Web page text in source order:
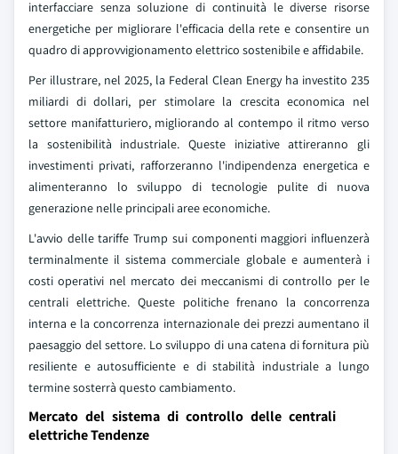
interfacciare senza soluzione di continuità le diverse risorse
energetiche per migliorare l'efficacia della rete e consentire un
quadro di approvvigionamento elettrico sostenibile e affidabile.
Per illustrare, nel 2025, la Federal Clean Energy ha investito 235
miliardi di dollari, per stimolare la crescita economica nel
settore manifatturiero, migliorando al contempo il ritmo verso
la sostenibilità industriale. Queste iniziative attireranno gli
investimenti privati, rafforzeranno l'indipendenza energetica e
alimenteranno lo sviluppo di tecnologie pulite di nuova
generazione nelle principali aree economiche.
L'avvio delle tariffe Trump sui componenti maggiori influenzerà
terminalmente il sistema commerciale globale e aumenterà i
costi operativi nel mercato dei meccanismi di controllo per le
centrali elettriche. Queste politiche frenano la concorrenza
interna e la concorrenza internazionale dei prezzi aumentano il
paesaggio del settore. Lo sviluppo di una catena di fornitura più
resiliente e autosufficiente e di stabilità industriale a lungo
termine sosterrà questo cambiamento.
Mercato del sistema di controllo delle centrali
elettriche Tendenze